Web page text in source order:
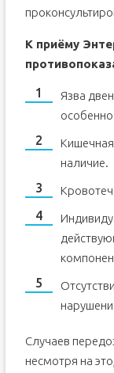
К приёму
Язва
наличие.
Случаев
несмотря на